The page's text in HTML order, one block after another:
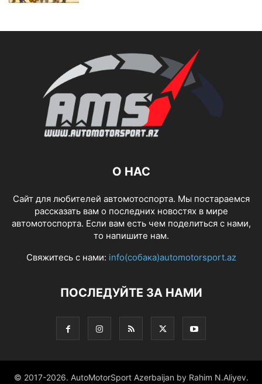
О НАС
Сайт для любителей автомотоспорта. Мы постараемся
рассказать вам о последних новостях в мире
автомотоспорта. Если вам есть чем поделиться с нами,
то напишите нам.
Свяжитесь с нами: info(собака)automotorsport.az
ПОСЛЕДУЙТЕ ЗА НАМИ
© 2017-2026. AutoMotorSport Azerbaijan by Rahim N.Aliyev.